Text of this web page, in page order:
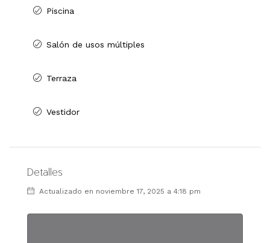
Piscina
Salón de usos múltiples
Terraza
Vestidor
Detalles
Actualizado en noviembre 17, 2025 a 4:18 pm